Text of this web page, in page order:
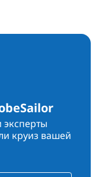
круиз вашей